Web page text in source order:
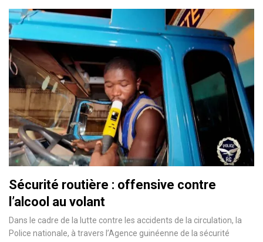
Sécurité routière : offensive contre
l’alcool au volant
Dans le cadre de la lutte contre les accidents de la circulation, la
Police nationale, à travers l’Agence guinéenne de la sécurité